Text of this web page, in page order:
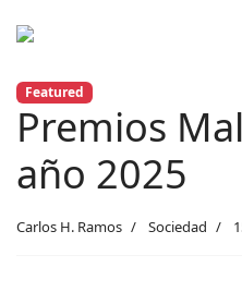
Featured
Premios
año 2025
Carlos H. Ramos Sociedad